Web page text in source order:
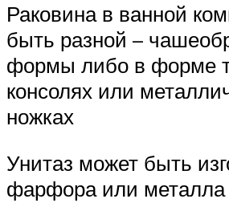
Раковина в ванной
быть разной –
формы либо в форме
консолях или
ножках
Унитаз может быть
фарфора или металла